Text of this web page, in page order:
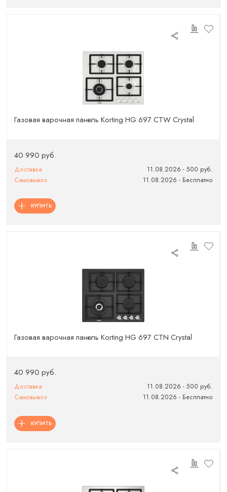
Газовая варочная панель Korting HG 697 CTW Crystal
40 990 руб.
Доставка
11.08.2026 - 500 руб.
Самовывоз
11.08.2026 - Бесплатно
КУПИТЬ
Газовая варочная панель Korting HG 697 CTN Crystal
40 990 руб.
Доставка
11.08.2026 - 500 руб.
Самовывоз
11.08.2026 - Бесплатно
КУПИТЬ